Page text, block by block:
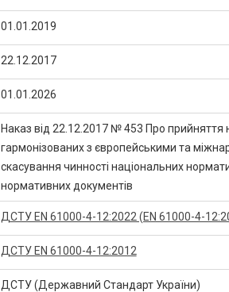
01.01.2019
22.12.2017
01.01.2026
Наказ від 22.12.2017 № 453 Про прийняття
гармонізованих з європейськими та
скасування чинності національних
нормативних документів
ДСТУ EN 61000-4-12:2022 (EN 61000-4-
ДСТУ EN 61000-4-12:2012
ДСТУ (Державний Стандарт України)